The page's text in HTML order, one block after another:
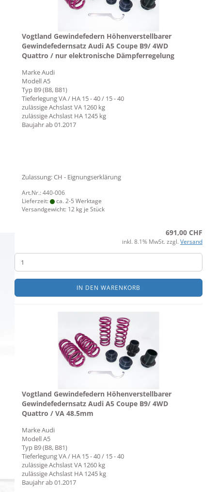
Vogtland Gewindefedern Höhenverstellbarer
Gewindefedernsatz Audi A5 Coupe B9/ 4WD
Quattro / nur elektronische Dämpferregelung
MarkeAudi
ModellA5
Typ B9 (B8, B81)
Tieferlegung VA / HA 15 - 40 / 15 - 40
zulässige Achslast VA 1260 kg
zulässige Achslast HA 1245 kg
Baujahr ab01.2017
Zulassung: CH - Eignungserklärung
Art.Nr.: 440-006
Lieferzeit:
ca. 2-5 Werktage
Versandgewicht: 12 kg je Stück
691,00 CHF
inkl. 8.1% MwSt. zzgl. Versand
IN DEN WARENKORB
Vogtland Gewindefedern Höhenverstellbarer
Gewindefedernsatz Audi A5 Coupe B9/ 4WD
Quattro / VA 48.5mm
MarkeAudi
ModellA5
Typ B9 (B8, B81)
Tieferlegung VA / HA 15 - 40 / 15 - 40
zulässige Achslast VA 1260 kg
zulässige Achslast HA 1245 kg
Baujahr ab01.2017